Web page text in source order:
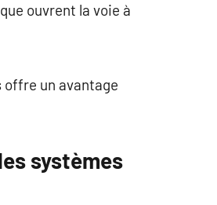
ouvrent la voie à
offre un avantage
systèmes